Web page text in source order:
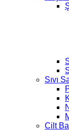
Sıvı
Cilt